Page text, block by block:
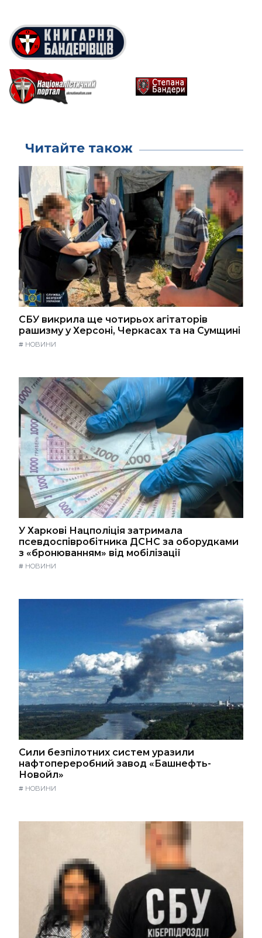
Читайте також
СБУ викрила ще чотирьох агітаторів
рашизму у Херсоні, Черкасах та на Сумщині
# НОВИНИ
У Харкові Нацполіція затримала
псевдоспівробітника ДСНС за оборудками
з «бронюванням» від мобілізації
# НОВИНИ
Сили безпілотних систем уразили
нафтопереробний завод «Башнефть-
Новойл»
# НОВИНИ